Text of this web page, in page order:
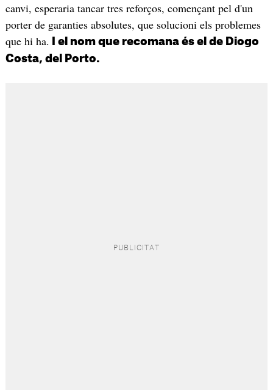
canvi, esperaria tancar tres reforços, començant pel d'un
porter de garanties absolutes, que solucioni els problemes
que hi ha.
I el nom que recomana és el de Diogo
Costa, del Porto.